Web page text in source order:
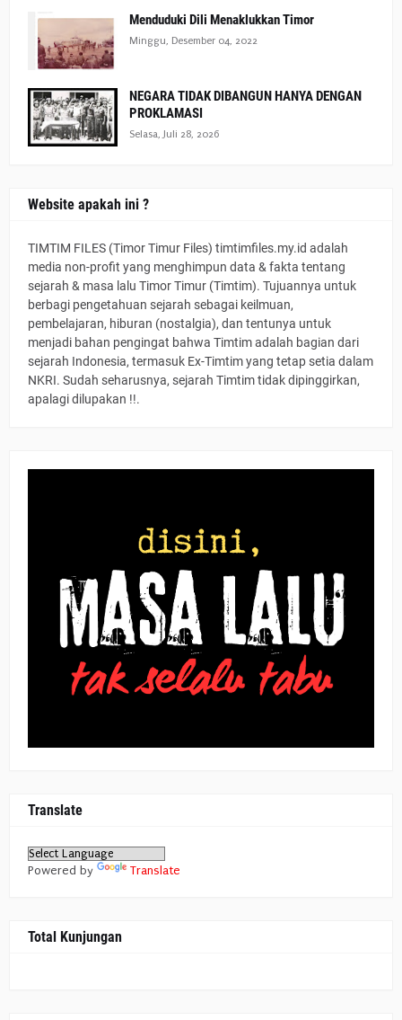
Menduduki Dili Menaklukkan Timor
Minggu, Desember 04, 2022
NEGARA TIDAK DIBANGUN HANYA DENGAN
PROKLAMASI
Selasa, Juli 28, 2026
Website apakah ini ?
TIMTIM FILES (Timor Timur Files) timtimfiles.my.id adalah
media non-profit yang menghimpun data & fakta tentang
sejarah & masa lalu Timor Timur (Timtim). Tujuannya untuk
berbagi pengetahuan sejarah sebagai keilmuan,
pembelajaran, hiburan (nostalgia), dan tentunya untuk
menjadi bahan pengingat bahwa Timtim adalah bagian dari
sejarah Indonesia, termasuk Ex-Timtim yang tetap setia dalam
NKRI. Sudah seharusnya, sejarah Timtim tidak dipinggirkan,
apalagi dilupakan !!.
Translate
Powered by Translate
Total Kunjungan